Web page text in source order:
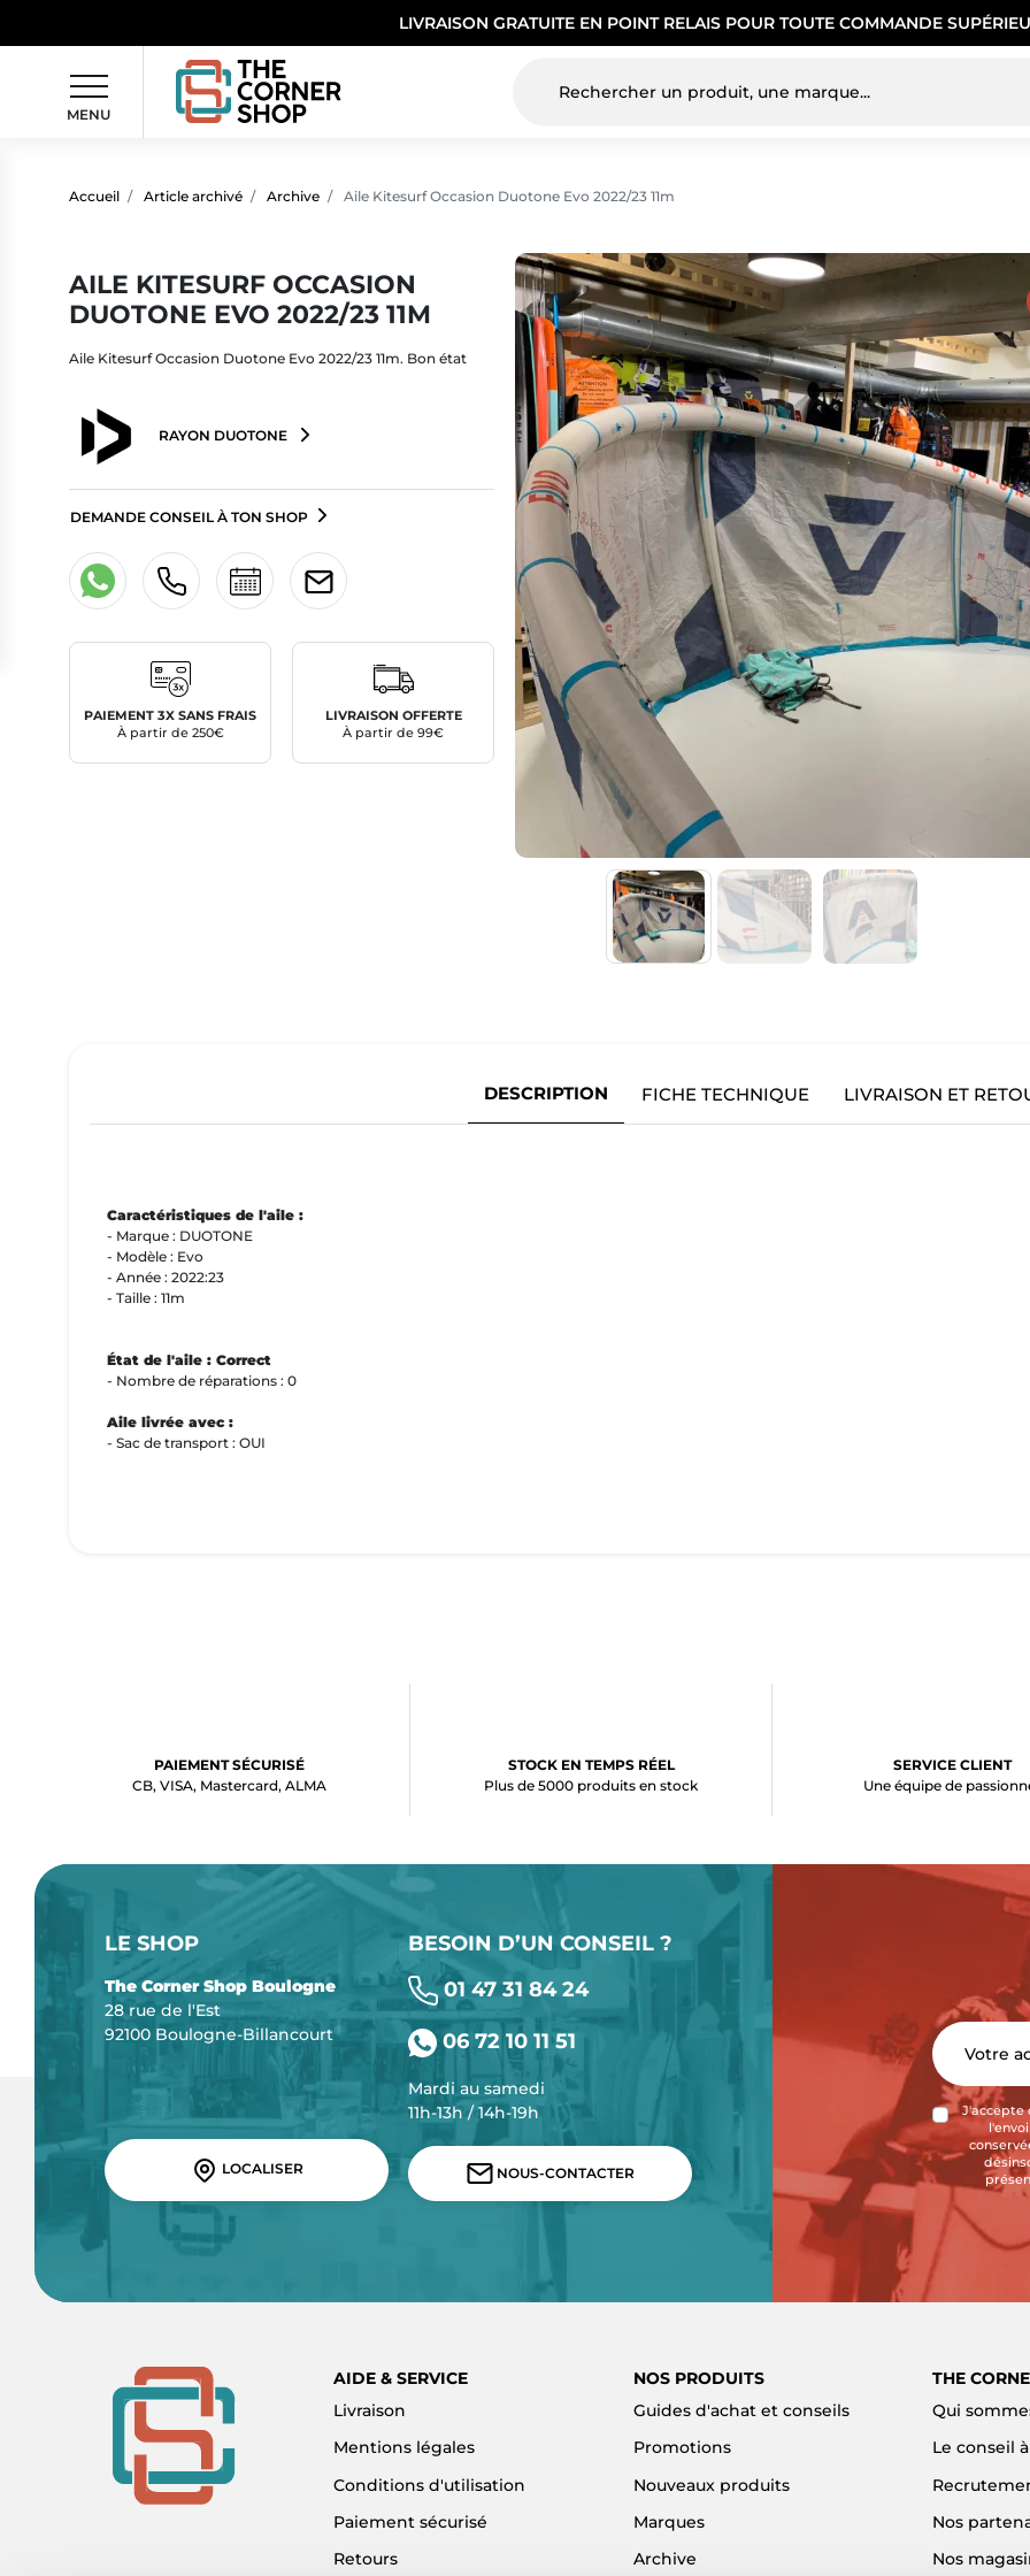
LIVRAISON GRATUITE EN POINT RELAIS POUR TOUTE COMMANDE
MENU
Accueil Article archivé Archive Aile Kitesurf Occasion Duotone Evo 2022/23 11m
AILE KITESURF OCCASION
DUOTONE EVO 2022/23 11M
Aile Kitesurf Occasion Duotone Evo 2022/23 11m. Bon état
RAYON DUOTONE
DEMANDE CONSEIL À TON SHOP
PAIEMENT 3X SANS FRAIS
À partir de 250€
LIVRAISON OFFERTE
À partir de 99€
DESCRIPTION FICHE TECHNIQUE LIVRAISON ET
Caractéristiques de l'aile :
- Marque : DUOTONE
- Modèle : Evo
- Année : 2022:23
- Taille : 11m
État de l'aile : Correct
- Nombre de réparations : 0
Aile livrée avec :
- Sac de transport : OUI
PAIEMENT SÉCURISÉ
CB, VISA, Mastercard, ALMA
STOCK EN TEMPS RÉEL
Plus de 5000 produits en stock
SERVICE CLIENT
Une équipe de
LE SHOP
The Corner Shop Boulogne
28 rue de l'Est
92100 Boulogne-Billancourt
LOCALISER
BESOIN D’UN CONSEIL ?
01 47 31 84 24
06 72 10 11 51
Mardi au samedi
11h-13h / 14h-19h
NOUS-CONTACTER
J'accepte
AIDE & SERVICE
Livraison
Mentions légales
Conditions d'utilisation
Paiement sécurisé
Retours
NOS PRODUITS
Guides d'achat et conseils
Promotions
Nouveaux produits
Marques
Archive
THE
Qui
Le conseil
Nos
Nos